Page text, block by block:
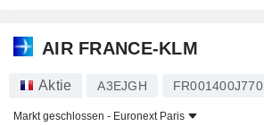
AIR FRANCE-KLM
Aktie A3EJGH FR001400J770
Markt geschlossen - Euronext Paris